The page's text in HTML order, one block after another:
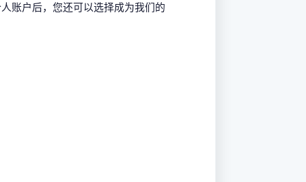
账户后，您还可以选择成为我们的